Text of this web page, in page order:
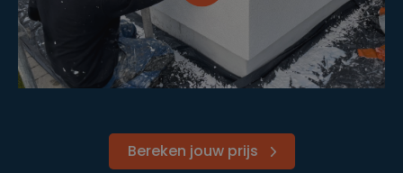
Bereken jouw prijs